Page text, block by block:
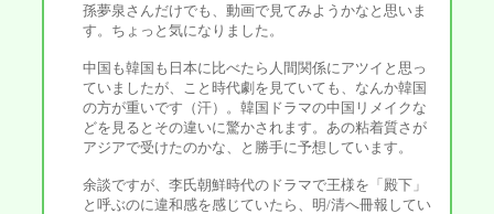
孫夢泉さんだけでも、動画で見てみようかなと思いま
す。ちょっと気になりました。
中国も韓国も日本に比べたら人間関係にアツイと思っ
ていましたが、こと時代劇を見ていても、なんか韓国
の方が重いです（汗）。韓国ドラマの中国リメイクな
どを見るとその違いに驚かされます。あの粘着質さが
アジアで受けたのかな、と勝手に予想しています。
余談ですが、李氏朝鮮時代のドラマで王様を「殿下」
と呼ぶのに違和感を感じていたら、明/清へ冊報してい